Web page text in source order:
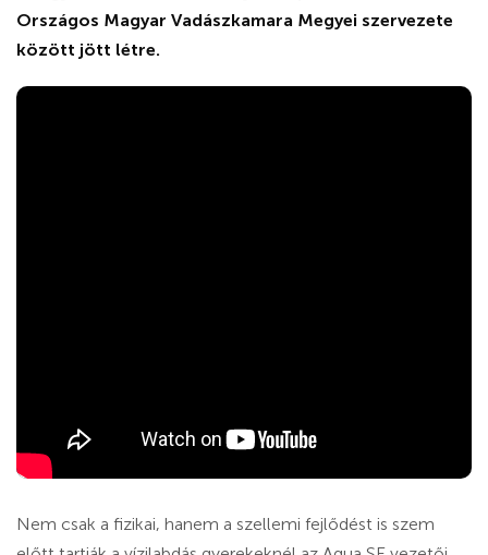
Országos Magyar Vadászkamara Megyei szervezete
között jött létre.
Nem csak a fizikai, hanem a szellemi fejlődést is szem